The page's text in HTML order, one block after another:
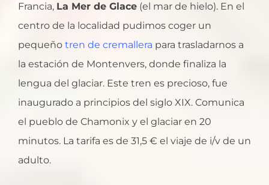
Francia, La Mer de Glace (el mar de hielo). En el
centro de la localidad pudimos coger un
pequeño tren de cremallera para trasladarnos a
la estación de Montenvers, donde finaliza la
lengua del glaciar. Este tren es precioso, fue
inaugurado a principios del siglo XIX. Comunica
el pueblo de Chamonix y el glaciar en 20
minutos. La tarifa es de 31,5 € el viaje de i/v de un
adulto.